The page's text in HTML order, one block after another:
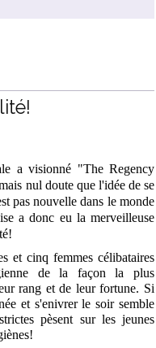
a visionné "The Regency
nul doute que l'idée de se
pas nouvelle dans le monde
a donc eu la merveilleuse
et cinq femmes célibataires
de la façon la plus
rang et de leur fortune. Si
et s'enivrer le soir semble
pèsent sur les jeunes